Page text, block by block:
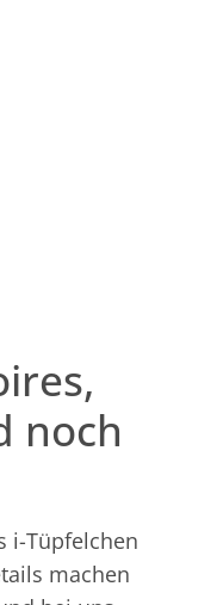
noch
i-Tüpfelchen
machen